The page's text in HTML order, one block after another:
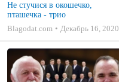
Не стучися в окошечко,
пташечка - трио
Blagodat.com
Декабрь 16, 2020